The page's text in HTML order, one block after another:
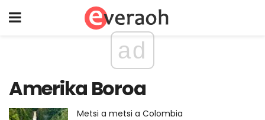
ad
Amerika Boroa
Metsi a metsi a Colombia